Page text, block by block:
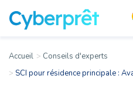
Accueil
Conseils d'experts
SCI pour résidence principale :